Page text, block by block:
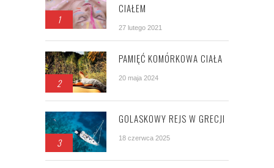
1
CIAŁEM
27 lutego 2021
2
PAMIĘĆ KOMÓRKOWA CIAŁA
20 maja 2024
3
GOLASKOWY REJS W GRECJI
18 czerwca 2025